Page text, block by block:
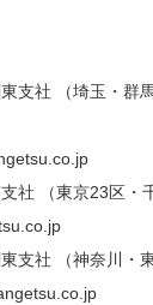
支社 （埼玉・群
社 （東京23区・
支社 （神奈川・